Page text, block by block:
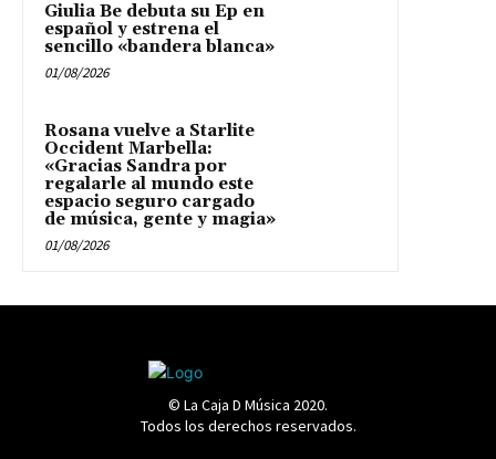
Giulia Be debuta su Ep en
español y estrena el
sencillo «bandera blanca»
01/08/2026
Rosana vuelve a Starlite
Occident Marbella:
«Gracias Sandra por
regalarle al mundo este
espacio seguro cargado
de música, gente y magia»
01/08/2026
© La Caja D Música 2020.
Todos los derechos reservados.